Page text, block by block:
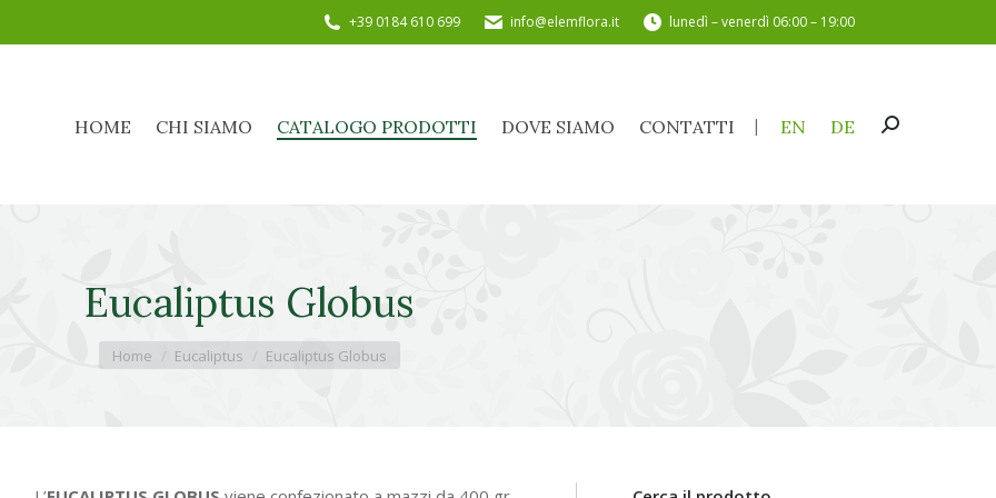
+39 0184 610 699 info@elemflora.it lunedì – venerdì 06:00 – 19:00
HOME CHI SIAMO CATALOGO PRODOTTI DOVE SIAMO CONTATTI EN DE Cerca:
Eucaliptus Globus
Tu sei qui:
Home Eucaliptus Eucaliptus Globus
HOME CHI SIAMO CATALOGO PRODOTTI DOVE SIAMO CONTATTI EN DE